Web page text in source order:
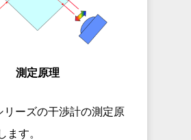
測定原理
リーズの干渉計の測定原
ます。